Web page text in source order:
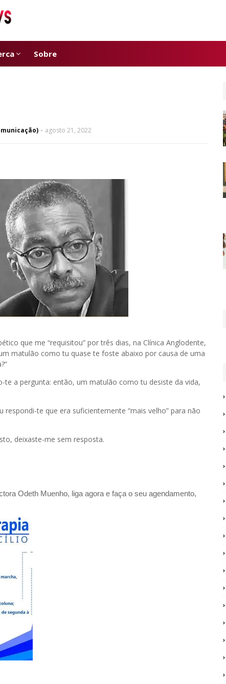
Sobre
agosto 21, 2022
que me “requisitou” por três dias, na Clínica Anglodente,
matulão como tu quase te foste abaixo por causa de uma
te a pergunta: então, um matulão como tu desiste da vida,
respondi-te que era suficientemente “mais velho” para não
deixaste-me sem resposta.
Odeth Muenho, liga agora e faça o seu agendamento,